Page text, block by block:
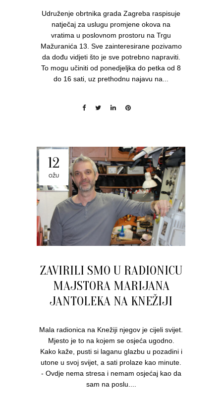
Udruženje obrtnika grada Zagreba raspisuje
natječaj za uslugu promjene okova na
vratima u poslovnom prostoru na Trgu
Mažuranića 13. Sve zainteresirane pozivamo
da dođu vidjeti što je sve potrebno napraviti.
To mogu učiniti od ponedjeljka do petka od 8
do 16 sati, uz prethodnu najavu na...
12
OŽU
ZAVIRILI SMO U RADIONICU
MAJSTORA MARIJANA
JANTOLEKA NA KNEŽIJI
Mala radionica na Knežiji njegov je cijeli svijet.
Mjesto je to na kojem se osjeća ugodno.
Kako kaže, pusti si laganu glazbu u pozadini i
utone u svoj svijet, a sati prolaze kao minute.
- Ovdje nema stresa i nemam osjećaj kao da
sam na poslu....